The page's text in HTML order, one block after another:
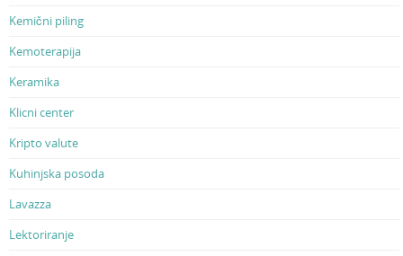
Kemični piling
Kemoterapija
Keramika
Klicni center
Kripto valute
Kuhinjska posoda
Lavazza
Lektoriranje